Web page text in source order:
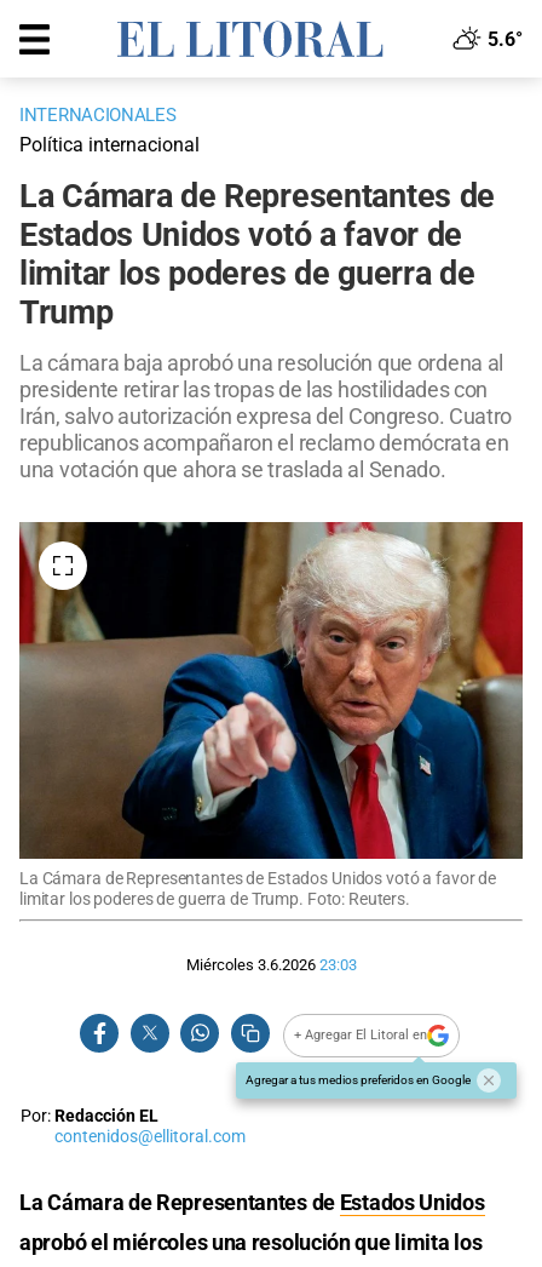
5.6°
INTERNACIONALES
Política internacional
La Cámara de Representantes de
Estados Unidos votó a favor de
limitar los poderes de guerra de
Trump
La cámara baja aprobó una resolución que ordena al
presidente retirar las tropas de las hostilidades con
Irán, salvo autorización expresa del Congreso. Cuatro
republicanos acompañaron el reclamo demócrata en
una votación que ahora se traslada al Senado.
La Cámara de Representantes de Estados Unidos votó a favor de
limitar los poderes de guerra de Trump. Foto: Reuters.
Miércoles 3.6.2026 23:03
+ Agregar El Litoral en
Agregar a tus medios preferidos en Google
Por:Redacción EL
contenidos@ellitoral.com
La Cámara de Representantes de Estados Unidos
aprobó el miércoles una resolución que limita los